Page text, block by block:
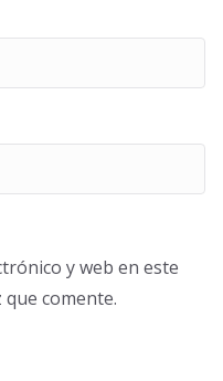
y web en este
comente.